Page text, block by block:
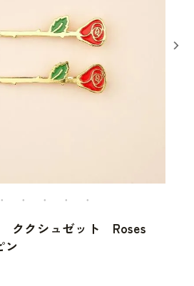
ククシュゼット Roses